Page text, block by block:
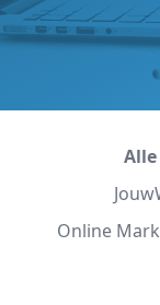
Alle
Online